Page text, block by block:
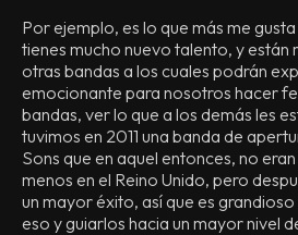
Por ejemplo, es lo que más me
tienes mucho nuevo talento, y están
otras bandas a los cuales podrán
emocionante para nosotros hacer
bandas, ver lo que a los demás les
tuvimos en 2011 una banda de
Sons que en aquel entonces, no
menos en el Reino Unido, pero
un mayor éxito, así que es
eso y guiarlos hacia un mayor nivel